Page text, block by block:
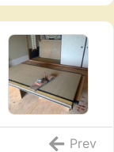
Prev